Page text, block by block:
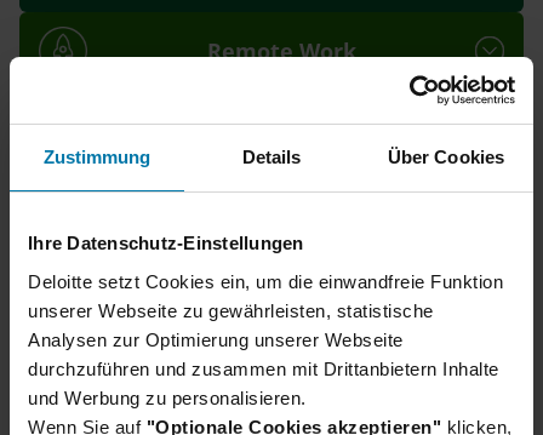
Zustimmung Details Über Cookies
Ihre Datenschutz-Einstellungen
Deloitte setzt Cookies ein, um die einwandfreie Funktion
unserer Webseite zu gewährleisten, statistische
Analysen zur Optimierung unserer Webseite
durchzuführen und zusammen mit Drittanbietern Inhalte
und Werbung zu personalisieren.
Wenn Sie auf "Optionale Cookies akzeptieren" klicken,
Remote Work
Job Matching
Du bist dir nicht sicher, ob die Stelle zu dir passt?
Finde es heraus: Lade deinen Lebenslauf hoch und lass
dir passende Stellen vorschlagen.
Nutze unserJob Matching